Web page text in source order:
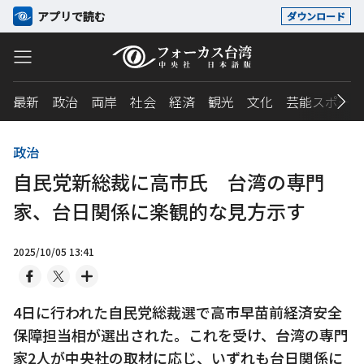
アプリで読む ダウンロード
最新 政治 両岸 社会 経済 観光 文化 芸能スポーツ
政治
自民党新総裁に高市氏 台湾の専門
家、台日関係に楽観的な見方示す
2025/10/05 13:41
4日に行われた自民党総裁選で高市早苗前経済安全
保障担当相が選出された。これを受け、台湾の専門
家2人が中央社の取材に応じ、いずれも台日関係に